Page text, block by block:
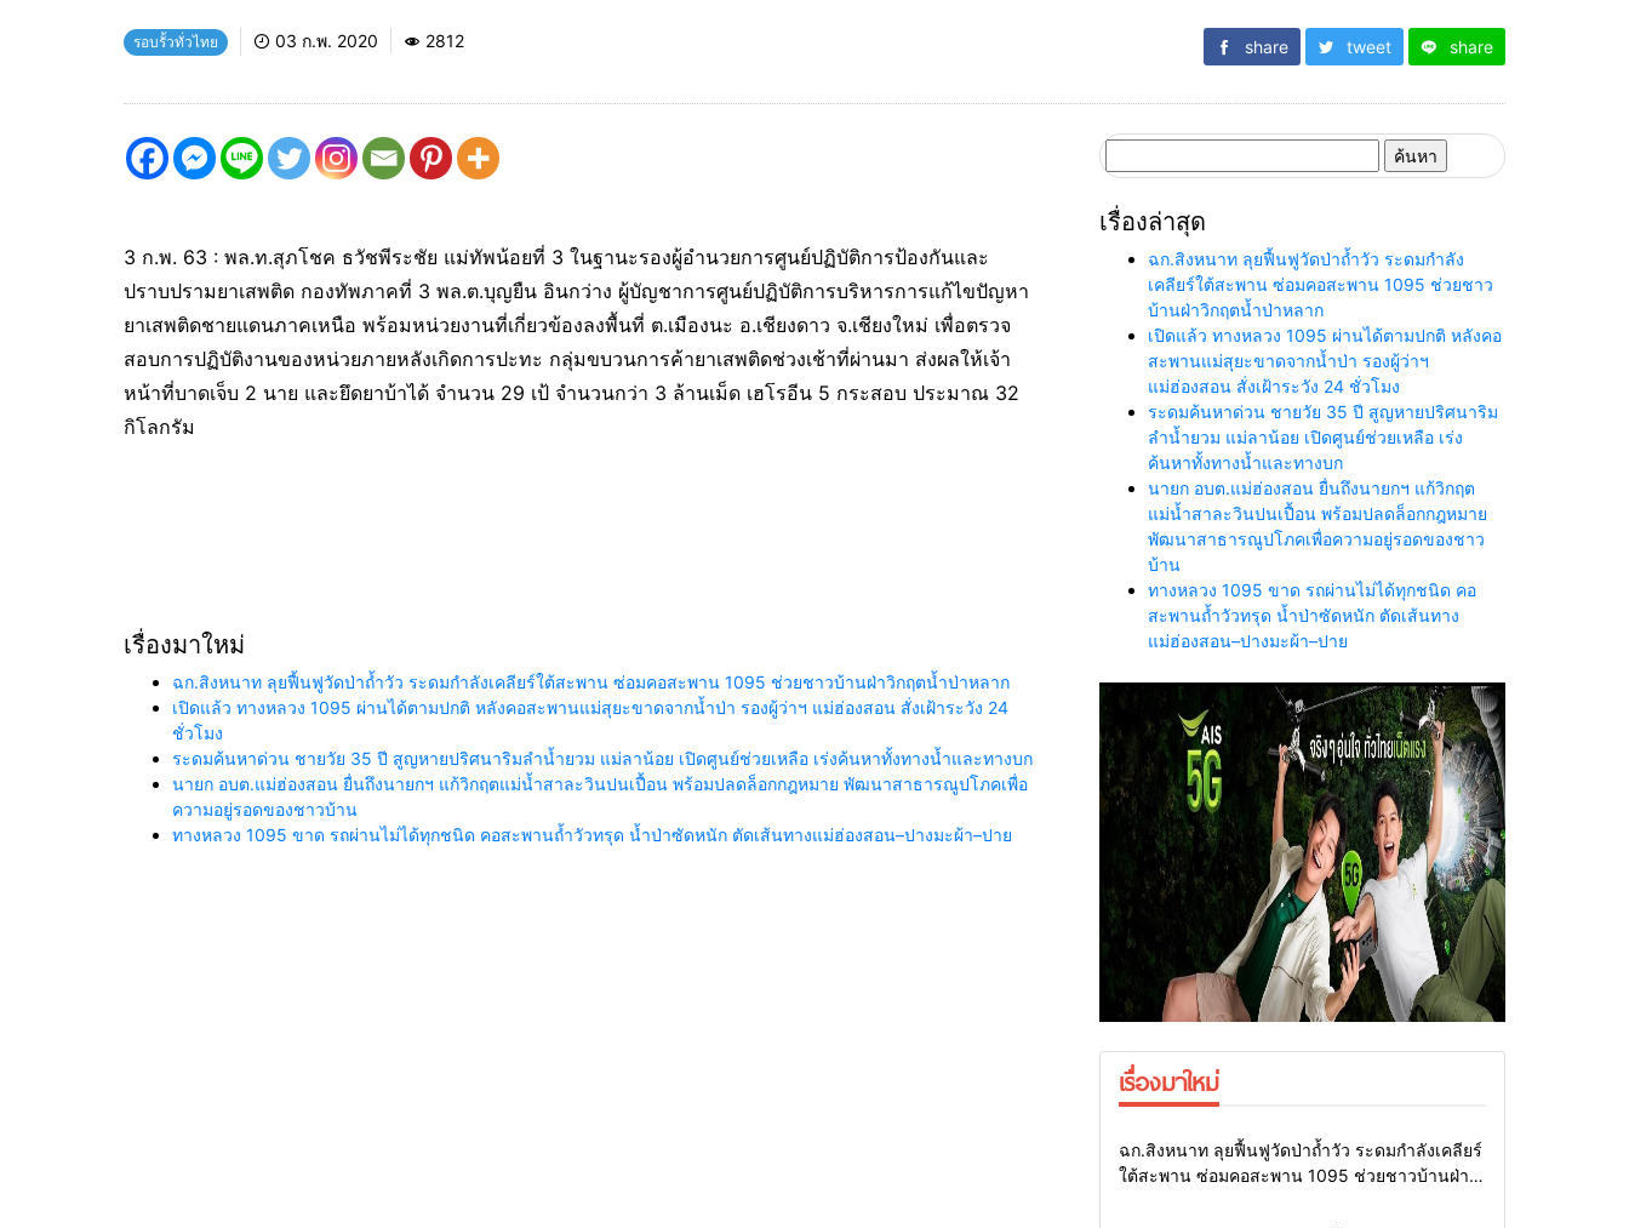
รอบรั้วทั่วไทย 03 ก.พ. 2020 2812 share tweet share
3 ก.พ. 63 : พล.ท.สุภโชค ธวัชพีระชัย แม่ทัพน้อยที่ 3 ในฐานะรองผู้อำนวยการศูนย์ปฏิบัติการป้องกันและ
ปราบปรามยาเสพติด กองทัพภาคที่ 3 พล.ต.บุญยืน อินกว่าง ผู้บัญชาการศูนย์ปฏิบัติการบริหารการแก้ไขปัญหา
ยาเสพติดชายแดนภาคเหนือ พร้อมหน่วยงานที่เกี่ยวข้องลงพื้นที่ ต.เมืองนะ อ.เชียงดาว จ.เชียงใหม่ เพื่อตรวจ
สอบการปฏิบัติงานของหน่วยภายหลังเกิดการปะทะ กลุ่มขบวนการค้ายาเสพติดช่วงเช้าที่ผ่านมา ส่งผลให้เจ้า
หน้าที่บาดเจ็บ 2 นาย และยึดยาบ้าได้ จำนวน 29 เป้ จำนวนกว่า 3 ล้านเม็ด เฮโรอีน 5 กระสอบ ประมาณ 32
กิโลกรัม
เรื่องมาใหม่
ฉก.สิงหนาท ลุยฟื้นฟูวัดป่าถ้ำวัว ระดมกำลังเคลียร์ใต้สะพาน ซ่อมคอสะพาน 1095 ช่วยชาวบ้านฝ่าวิกฤตน้ำป่าหลาก
เปิดแล้ว ทางหลวง 1095 ผ่านได้ตามปกติ หลังคอสะพานแม่สุยะขาดจากน้ำป่า รองผู้ว่าฯ แม่ฮ่องสอน สั่งเฝ้าระวัง 24
ชั่วโมง
ระดมค้นหาด่วน ชายวัย 35 ปี สูญหายปริศนาริมลำน้ำยวม แม่ลาน้อย เปิดศูนย์ช่วยเหลือ เร่งค้นหาทั้งทางน้ำและทางบก
นายก อบต.แม่ฮ่องสอน ยื่นถึงนายกฯ แก้วิกฤตแม่น้ำสาละวินปนเปื้อน พร้อมปลดล็อกกฎหมาย พัฒนาสาธารณูปโภคเพื่อ
ความอยู่รอดของชาวบ้าน
ทางหลวง 1095 ขาด รถผ่านไม่ได้ทุกชนิด คอสะพานถ้ำวัวทรุด น้ำป่าซัดหนัก ตัดเส้นทางแม่ฮ่องสอน–ปางมะผ้า–ปาย
สำหรับ:
เรื่องล่าสุด
ฉก.สิงหนาท ลุยฟื้นฟูวัดป่าถ้ำวัว ระดมกำลัง
เคลียร์ใต้สะพาน ซ่อมคอสะพาน 1095 ช่วยชาว
บ้านฝ่าวิกฤตน้ำป่าหลาก
เปิดแล้ว ทางหลวง 1095 ผ่านได้ตามปกติ หลังคอ
สะพานแม่สุยะขาดจากน้ำป่า รองผู้ว่าฯ
แม่ฮ่องสอน สั่งเฝ้าระวัง 24 ชั่วโมง
ระดมค้นหาด่วน ชายวัย 35 ปี สูญหายปริศนาริม
ลำน้ำยวม แม่ลาน้อย เปิดศูนย์ช่วยเหลือ เร่ง
ค้นหาทั้งทางน้ำและทางบก
นายก อบต.แม่ฮ่องสอน ยื่นถึงนายกฯ แก้วิกฤต
แม่น้ำสาละวินปนเปื้อน พร้อมปลดล็อกกฎหมาย
พัฒนาสาธารณูปโภคเพื่อความอยู่รอดของชาว
บ้าน
ทางหลวง 1095 ขาด รถผ่านไม่ได้ทุกชนิด คอ
สะพานถ้ำวัวทรุด น้ำป่าซัดหนัก ตัดเส้นทาง
แม่ฮ่องสอน–ปางมะผ้า–ปาย
เรื่องมาใหม่
Home แวดวงทหาร
ฉก.สิงหนาท ลุยฟื้นฟูวัดป่าถ้ำวัว ระดมกำลังเคลียร์
ใต้สะพาน ซ่อมคอสะพาน 1095 ช่วยชาวบ้านฝ่า